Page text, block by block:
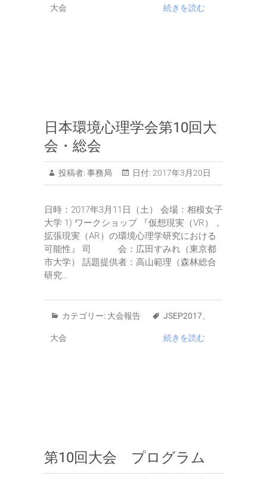
大会 続きを読む
日本環境心理学会第10回大
会・総会
投稿者: 事務局 日付: 2017年3月20日
日時：2017年3月11日（土） 会場：相模女子
大学 1) ワークショップ 『仮想現実（VR），
拡張現実（AR）の環境心理学研究における
可能性』 司 会：広田すみれ（東京都
市大学） 話題提供者：高山範理（森林総合
研究…
カテゴリー: 大会報告 JSEP2017
大会 続きを読む
第10回大会 プログラム